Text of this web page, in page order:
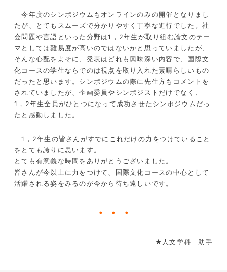
今年度のシンポジウムもオンラインのみの開催となりまし
たが、とてもスムーズで分かりやすく丁寧な進行でした。社
会問題や言語といった分野は1，2年生が取り組む論文のテー
マとしては難易度が高いのではないかと思っていましたが、
そんな心配をよそに、発表はどれも興味深い内容で、国際文
化コースの学生ならでのは視点を取り入れた素晴らしいもの
だったと思います。シンポジウムの際に先生方もコメントを
されていましたが、企画委員やシンポジストだけでなく、
1，2年生全員がひとつになって成功させたシンポジウムだっ
たと感動しました。
1，2年生の皆さんがすでにこれだけの力をつけていること
をとても誇りに思います。
とても有意義な時間をありがとうございました。
皆さんが今以上に力をつけて、国際文化コースの中心として
活躍される姿をみるのが今から待ち遠しいです。
・・・
★人文学科 助手